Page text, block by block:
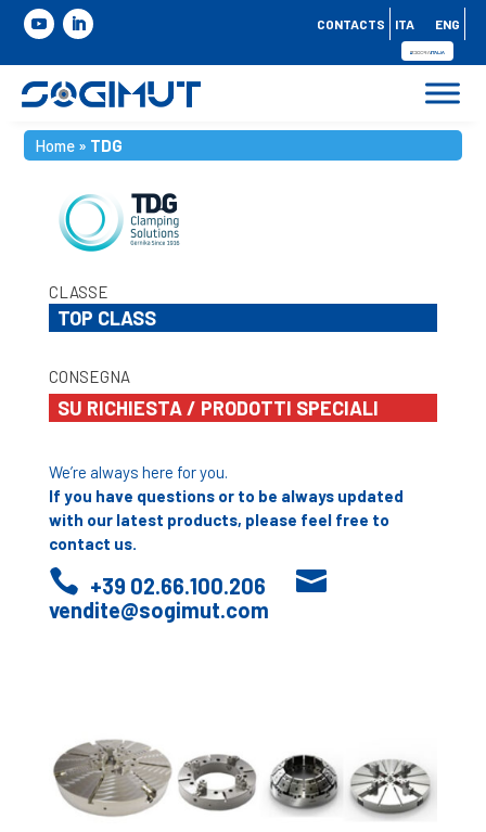
CONTACTS ITA ENG
Home » TDG
CLASSE
TOP CLASS
CONSEGNA
SU RICHIESTA / PRODOTTI SPECIALI
We’re always here for you.
If you have questions or to be always updated
with our latest products, please feel free to
contact us.
 +39 02.66.100.206 
vendite@sogimut.com